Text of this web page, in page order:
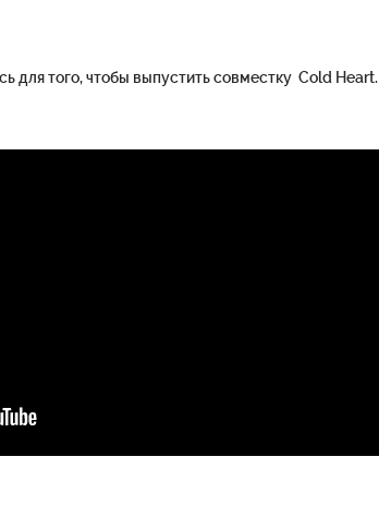
для того, чтобы выпустить совместку Cold Heart.